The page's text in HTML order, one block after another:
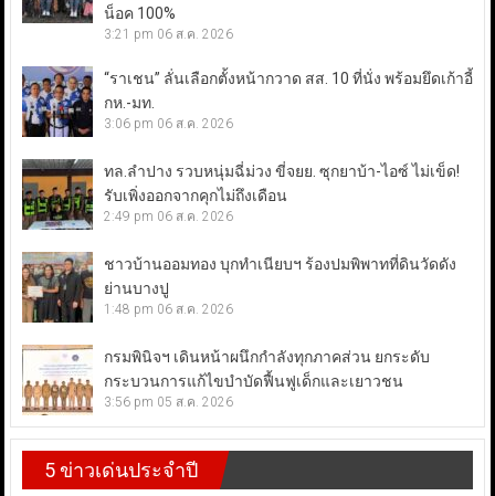
น็อค 100%
3:21 pm 06 ส.ค. 2026
“ราเชน” ลั่นเลือกตั้งหน้ากวาด สส. 10 ที่นั่ง พร้อมยึดเก้าอี้
กห.-มท.
3:06 pm 06 ส.ค. 2026
ทล.ลำปาง รวบหนุ่มฉี่ม่วง ขี่จยย. ซุกยาบ้า-ไอซ์ ไม่เข็ด!
รับเพิ่งออกจากคุกไม่ถึงเดือน
2:49 pm 06 ส.ค. 2026
ชาวบ้านออมทอง บุกทำเนียบฯ ร้องปมพิพาทที่ดินวัดดัง
ย่านบางปู
1:48 pm 06 ส.ค. 2026
กรมพินิจฯ เดินหน้าผนึกกำลังทุกภาคส่วน ยกระดับ
กระบวนการแก้ไขบำบัดฟื้นฟูเด็กและเยาวชน
3:56 pm 05 ส.ค. 2026
5 ข่าวเด่นประจำปี